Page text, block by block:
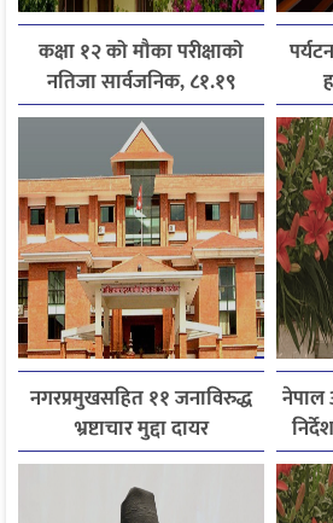
कक्षा १२ को मौका परीक्षाको
नतिजा सार्वजनिक, ८१.१९
प्रतिशत विद्यार्थी उत्तीर्ण
नगरप्रमुखसहित ११ जनाविरुद्ध
भ्रष्टाचार मुद्दा दायर
नेपाल